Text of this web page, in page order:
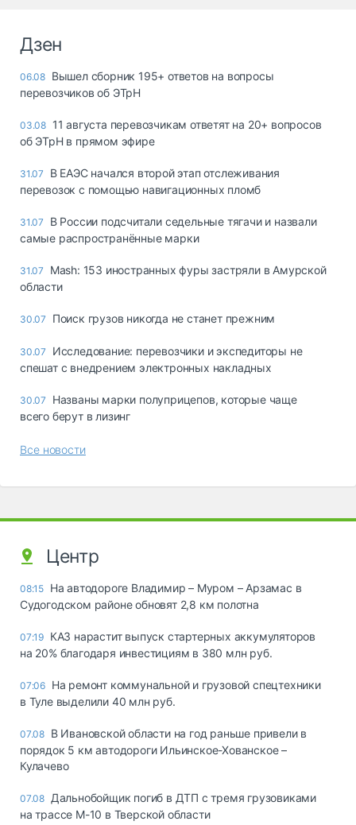
Дзен
06.08 Вышел сборник 195+ ответов на вопросы
перевозчиков об ЭТрН
03.08 11 августа перевозчикам ответят на 20+ вопросов
об ЭТрН в прямом эфире
31.07
В ЕАЭС начался второй этап отслеживания
перевозок с помощью навигационных пломб
31.07
В России подсчитали седельные тягачи и назвали
самые распространённые марки
31.07
Mash: 153 иностранных фуры застряли в Амурской
области
30.07 Поиск грузов никогда не станет прежним
30.07
Исследование: перевозчики и экспедиторы не
спешат с внедрением электронных накладных
30.07
Названы марки полуприцепов, которые чаще
всего берут в лизинг
Все новости
Центр
08:15 На автодороге Владимир – Муром – Арзамас в
Судогодском районе обновят 2,8 км полотна
07:19 КАЗ нарастит выпуск стартерных аккумуляторов
на 20% благодаря инвестициям в 380 млн руб.
07:06 На ремонт коммунальной и грузовой спецтехники
в Туле выделили 40 млн руб.
07.08 В Ивановской области на год раньше привели в
порядок 5 км автодороги Ильинское-Хованское –
Кулачево
07.08 Дальнобойщик погиб в ДТП с тремя грузовиками
на трассе М-10 в Тверской области